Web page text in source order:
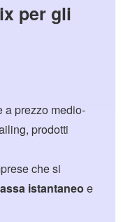
per gli
a prezzo medio-
prodotti
che si
istantaneo e